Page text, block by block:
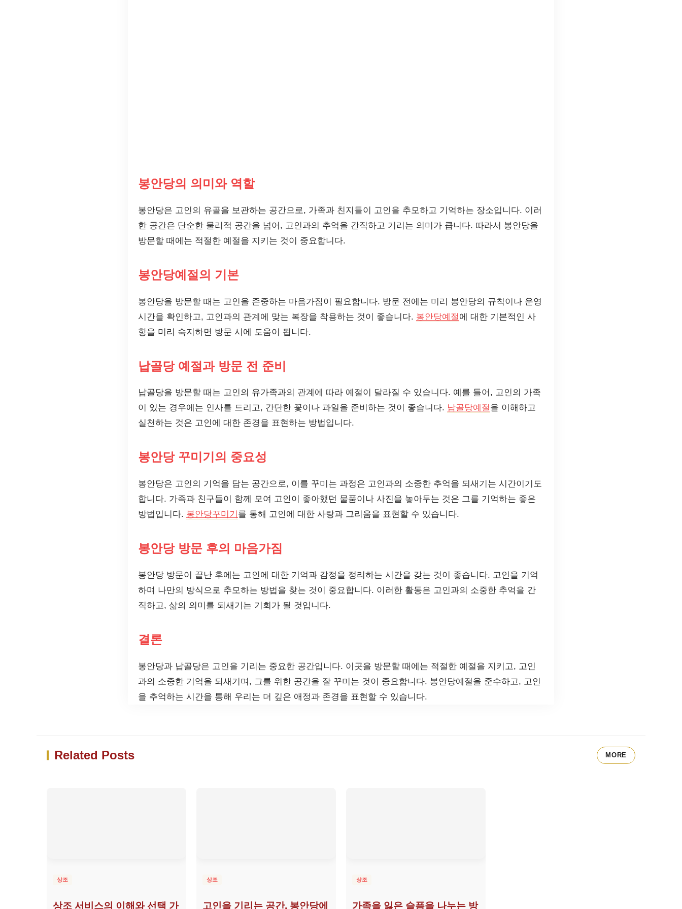
봉안당의 의미와 역할
봉안당은 고인의 유골을 보관하는 공간으로, 가족과 친지들이 고인을 추모하고 기억하는 장소입니다. 이러
한 공간은 단순한 물리적 공간을 넘어, 고인과의 추억을 간직하고 기리는 의미가 큽니다. 따라서 봉안당을
방문할 때에는 적절한 예절을 지키는 것이 중요합니다.
봉안당예절의 기본
봉안당을 방문할 때는 고인을 존중하는 마음가짐이 필요합니다. 방문 전에는 미리 봉안당의 규칙이나 운영
시간을 확인하고, 고인과의 관계에 맞는 복장을 착용하는 것이 좋습니다. 봉안당예절 에 대한 기본적인 사
항을 미리 숙지하면 방문 시에 도움이 됩니다.
납골당 예절과 방문 전 준비
납골당을 방문할 때는 고인의 유가족과의 관계에 따라 예절이 달라질 수 있습니다. 예를 들어, 고인의 가족
이 있는 경우에는 인사를 드리고, 간단한 꽃이나 과일을 준비하는 것이 좋습니다. 납골당예절 을 이해하고
실천하는 것은 고인에 대한 존경을 표현하는 방법입니다.
봉안당 꾸미기의 중요성
봉안당은 고인의 기억을 담는 공간으로, 이를 꾸미는 과정은 고인과의 소중한 추억을 되새기는 시간이기도
합니다. 가족과 친구들이 함께 모여 고인이 좋아했던 물품이나 사진을 놓아두는 것은 그를 기억하는 좋은
방법입니다. 봉안당꾸미기 를 통해 고인에 대한 사랑과 그리움을 표현할 수 있습니다.
봉안당 방문 후의 마음가짐
봉안당 방문이 끝난 후에는 고인에 대한 기억과 감정을 정리하는 시간을 갖는 것이 좋습니다. 고인을 기억
하며 나만의 방식으로 추모하는 방법을 찾는 것이 중요합니다. 이러한 활동은 고인과의 소중한 추억을 간
직하고, 삶의 의미를 되새기는 기회가 될 것입니다.
결론
봉안당과 납골당은 고인을 기리는 중요한 공간입니다. 이곳을 방문할 때에는 적절한 예절을 지키고, 고인
과의 소중한 기억을 되새기며, 그를 위한 공간을 잘 꾸미는 것이 중요합니다. 봉안당예절을 준수하고, 고인
을 추억하는 시간을 통해 우리는 더 깊은 애정과 존경을 표현할 수 있습니다.
Related Posts MORE
상조
상조 서비스의 이해와 선택 가
상조
고인을 기리는 공간, 봉안당에
상조
가족을 잃은 슬픔을 나누는 방